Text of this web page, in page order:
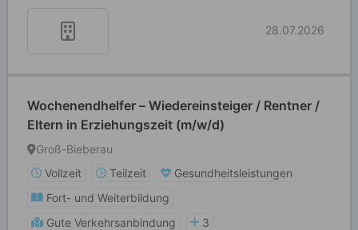
28.07.2026
Wochenendhelfer – Wiedereinsteiger / Rentner /
Eltern in Erziehungszeit (m/w/d)
Groß-Bieberau
Vollzeit
Teilzeit
Gesundheitsleistungen
Fort- und Weiterbildung
Gute Verkehrsanbindung
3